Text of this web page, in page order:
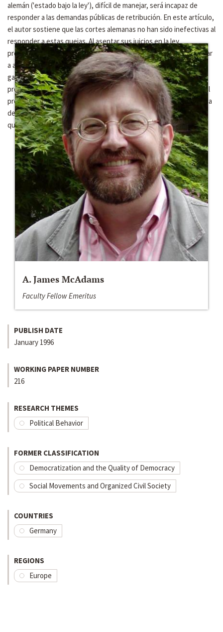
alemán ('estado bajo la ley'), difícil de manejar, será incapaz de
responder a las demandas públicas de retribución. En este artículo,
el autor sostiene que las cortes alemanas no han sido inefectivas al
responder a estas quejas. Al asentar sus juicios en la ley
preexistente de Alemania del Este, las cortes han logrado enjuiciar
a algunos de los ex-líderes de la República Democrática Alemana,
garantizando, al mismo tiempo, a la mayoría de los acusados, la
protección completa del estado de derecho. Incluso, a lo largo del
proceso, las cortes han transmitido un mensaje importante acerca
de los términos bajo los cuales ambas poblaciones alemanas
quedarán unidas nuevamente.
A. James McAdams
Faculty Fellow Emeritus
PUBLISH DATE
January 1996
WORKING PAPER NUMBER
216
RESEARCH THEMES
Political Behavior
FORMER CLASSIFICATION
Democratization and the Quality of Democracy
Social Movements and Organized Civil Society
COUNTRIES
Germany
REGIONS
Europe